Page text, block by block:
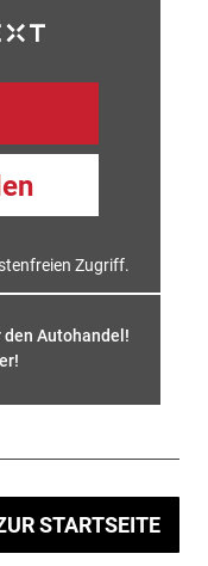
Zugriff.
den Autohandel!
!
STARTSEITE